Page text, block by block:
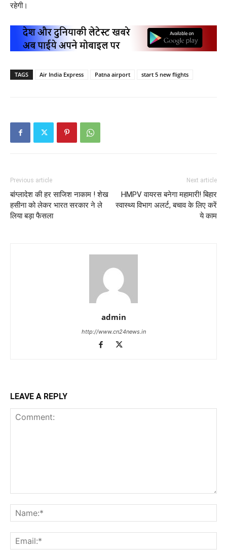
रहेगी।
TAGS Air India Express Patna airport start 5 new flights
Previous article
बांग्लादेश की हर साजिश नाकाम ! शेख
हसीना को लेकर भारत सरकार ने ले
लिया बड़ा फैसला
Next article
HMPV वायरस बनेगा महामारी! बिहार
स्वास्थ्य विभाग अलर्ट, बचाव के लिए करें
ये काम
admin
http://www.cn24news.in
LEAVE A REPLY